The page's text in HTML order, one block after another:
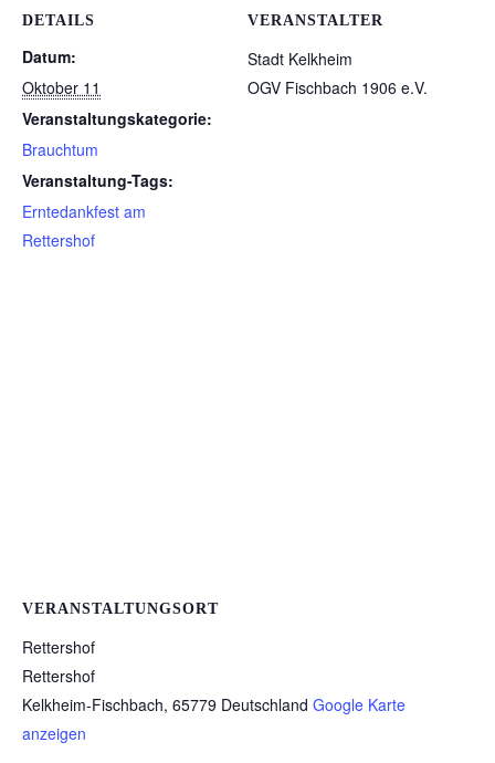
DETAILS
Datum:
Oktober 11
Veranstaltungskategorie:
Brauchtum
Veranstaltung-Tags:
Erntedankfest am
Rettershof
VERANSTALTER
Stadt Kelkheim
OGV Fischbach 1906 e.V.
VERANSTALTUNGSORT
Rettershof
Rettershof
Kelkheim-Fischbach, 65779 Deutschland Google Karte
anzeigen